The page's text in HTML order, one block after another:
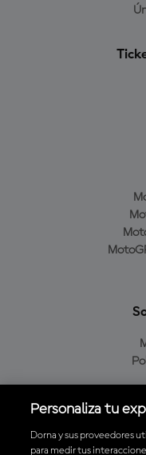
Personaliza tu
Dorna y sus proveedores
para medir tus